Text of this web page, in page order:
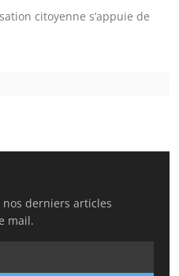
citoyenne s’appuie de
derniers articles
mail.